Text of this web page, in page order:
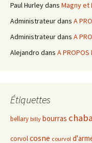
Paul Hurleydans Magny et
Administrateurdans A
Administrateurdans A
Alejandro dans A PROPOS
Étiquettes
bellary billy bourras
corvolcosne courvol